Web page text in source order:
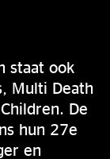
staat ook
Multi Death
De
hun 27e
en